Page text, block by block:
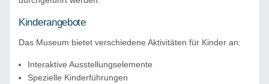
Kinderangebote
Das Museum bietet verschiedene Aktivitäten für Kinder an:
Interaktive Ausstellungselemente
Spezielle Kinderführungen